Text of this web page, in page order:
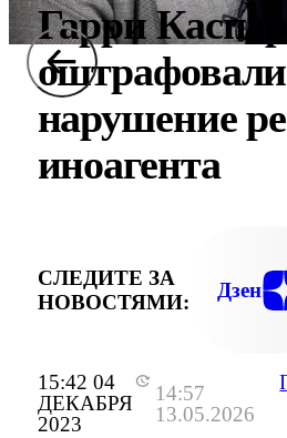
15:42 04
ДЕКАБРЯ
2023
14:57
13.05.2026
Гарри
оштрафовали
нарушение
иноагента
СЛЕДИТЕ ЗА
НОВОСТЯМИ:
Дзен